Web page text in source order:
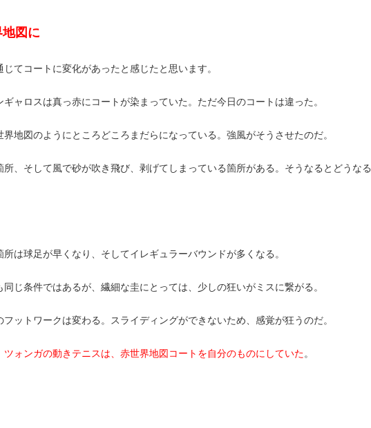
図に
てコートに変化があったと感じたと思います。
ギャロスは真っ赤にコートが染まっていた。ただ今日のコートは違った。
地図のようにところどころまだらになっている。強風がそうさせたのだ。
所、そして風で砂が吹き飛び、剥げてしまっている箇所がある。そうなるとどうなる
所は球足が早くなり、そしてイレギュラーバウンドが多くなる。
じ条件ではあるが、繊細な圭にとっては、少しの狂いがミスに繋がる。
フットワークは変わる。スライディングができないため、感覚が狂うのだ。
ツォンガの動きテニスは、赤世界地図コートを自分のものにしていた。